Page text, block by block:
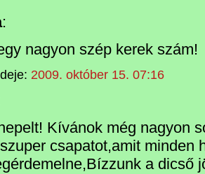
:
nagyon szép kerek szám!
2009. október 15. 07:16
Kívánok még nagyon
csapatot,amit minden
a dicső